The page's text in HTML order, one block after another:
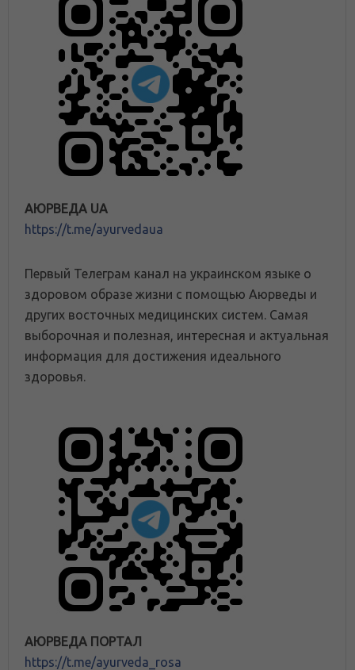
АЮРВЕДА UA
https://t.me/ayurvedaua
Первый Телеграм канал на украинском языке о
здоровом образе жизни с помощью Аюрведы и
других восточных медицинских систем. Самая
выборочная и полезная, интересная и актуальная
информация для достижения идеального
здоровья.
АЮРВЕДА ПОРТАЛ
https://t.me/ayurveda_rosa